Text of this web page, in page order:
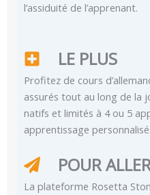
l’assiduité de l’apprenant.
LE PLUS
Profitez de cours
assurés tout au long de la
natifs et limités à 4 ou 5
apprentissage personnalisé.
POUR
La plateforme Rosetta